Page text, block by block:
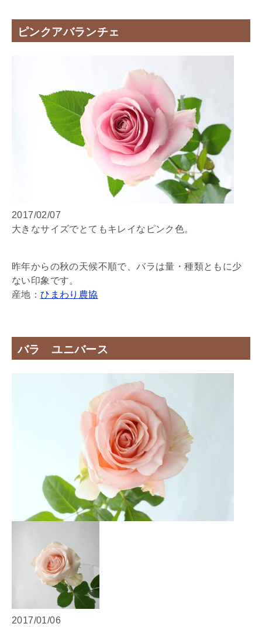
ピンクアバランチェ
2017/02/07
大きなサイズでとてもキレイなピンク色。
昨年からの秋の天候不順で、バラは量・種類ともに少
ない印象です。
産地：ひまわり農協
バラ ユニバース
2017/01/06